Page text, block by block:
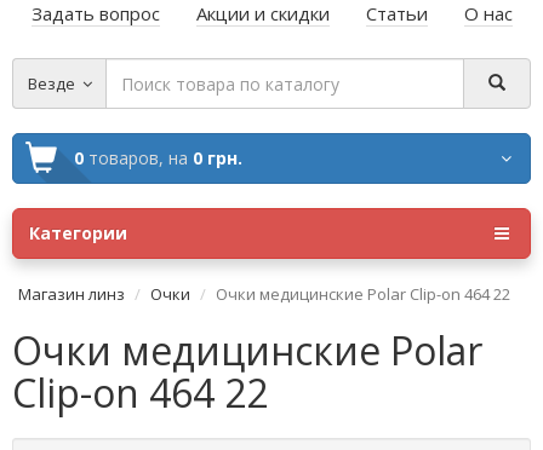
Задать вопрос Акции и скидки Статьи О нас
Везде
0 товаров, на 0 грн.
Категории
Магазин линз Очки Очки медицинские Polar Clip-on 464 22
Очки медицинские Polar
Clip-on 464 22